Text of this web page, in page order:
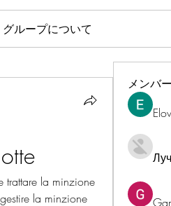
グループについて
trattare la minzione
la minzione
メンバ